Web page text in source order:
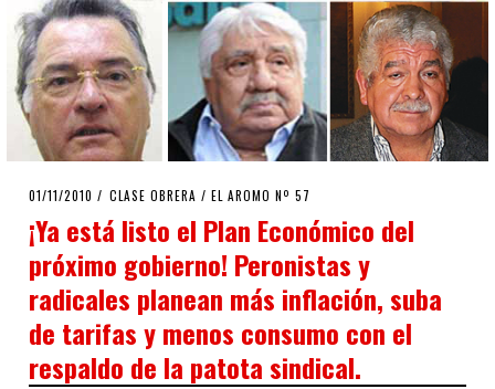
POSTED
01/11/2010 08/08/2020
CLASE OBRERA / EL AROMO Nº 57
¡Ya está listo el Plan Económico del
próximo gobierno! Peronistas y
radicales planean más inflación, suba
de tarifas y menos consumo con el
respaldo de la patota sindical.